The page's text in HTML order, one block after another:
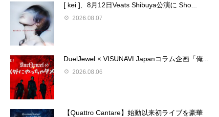
[ kei ]、8月12日Veats Shibuya公演に Sho...
2026.08.07
DuelJewel × VISUNAVI Japanコラム企画「俺...
2026.08.06
【Quattro Cantare】始動以来初ライブを豪華